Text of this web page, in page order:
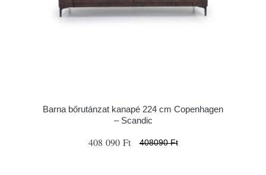
Barna bőrutánzat kanapé 224 cm Copenhagen
– Scandic
408 090 Ft 408090 Ft